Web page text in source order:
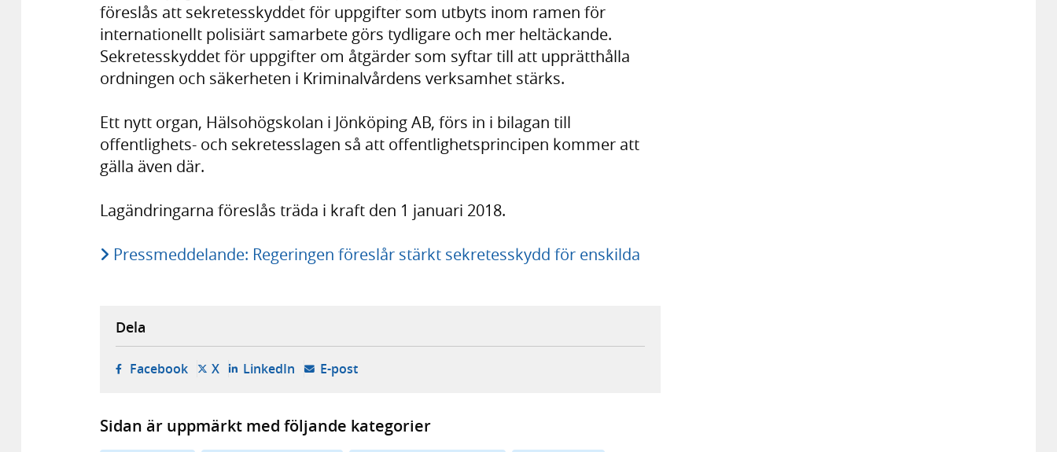
föreslås att sekretesskyddet för uppgifter som utbyts inom ramen för
internationellt polisiärt samarbete görs tydligare och mer heltäckande.
Sekretesskyddet för uppgifter om åtgärder som syftar till att upprätthålla
ordningen och säkerheten i Kriminalvårdens verksamhet stärks.
Ett nytt organ, Hälsohögskolan i Jönköping AB, förs in i bilagan till
offentlighets- och sekretesslagen så att offentlighetsprincipen kommer att
gälla även där.
Lagändringarna föreslås träda i kraft den 1 januari 2018.
Pressmeddelande: Regeringen föreslår stärkt sekretesskydd för enskilda
Dela
Facebook- öppnas i ny flik, extern webbplats,
X- öppnas i ny flik, extern webbplats,
LinkedIn- öppnas i ny flik, extern webbplats,
E-post- öppnar din e-postklient,
Sidan är uppmärkt med följande kategorier